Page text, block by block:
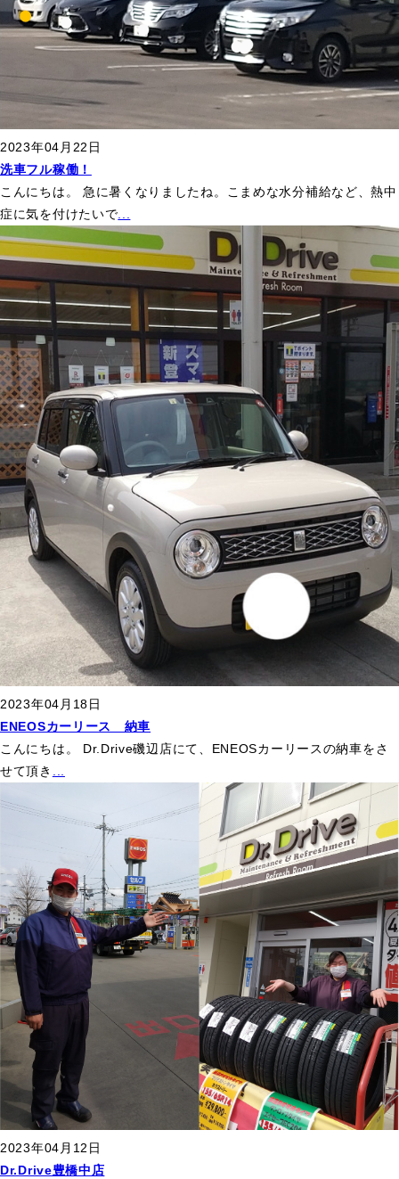
2023年04月22日
洗車フル稼働！
こんにちは。 急に暑くなりましたね。こまめな水分補給など、熱中
症に気を付けたいで
2023年04月18日
ENEOSカーリース 納車
こんにちは。 Dr.Drive磯辺店にて、ENEOSカーリースの納車をさ
せて頂き ...
2023年04月12日
Dr.Drive豊橋中店